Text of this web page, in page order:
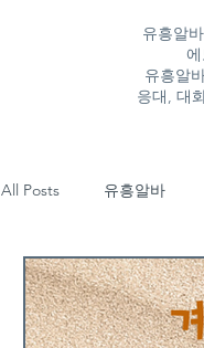
유흥알
유흥알
응대, 대
All Posts 유흥알바
마사지 태국마사